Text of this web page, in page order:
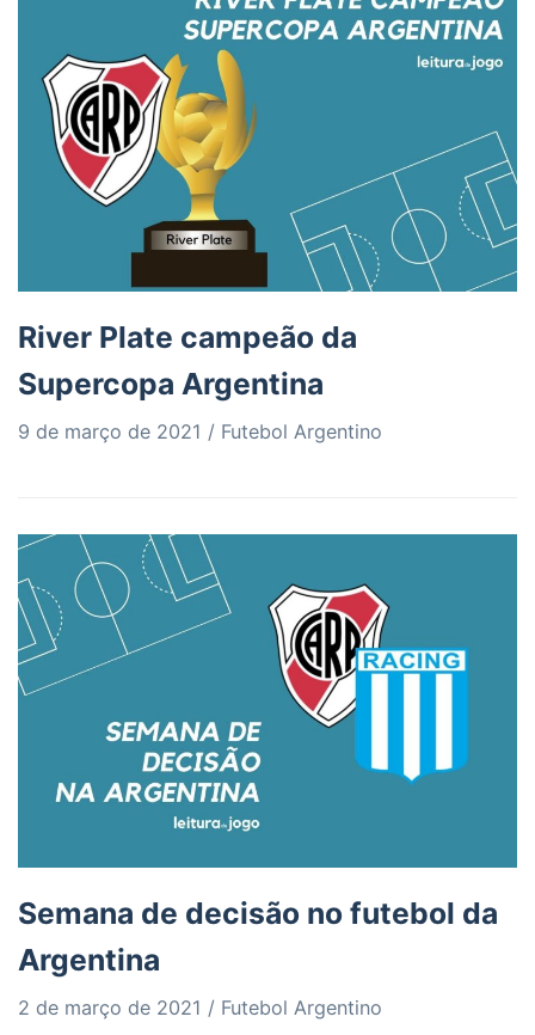
River Plate campeão da
Supercopa Argentina
9 de março de 2021 Futebol Argentino
Semana de decisão no futebol da
Argentina
2 de março de 2021 Futebol Argentino